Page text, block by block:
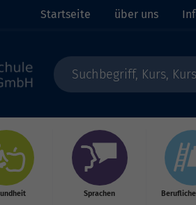
Startseite über uns
Sprachen